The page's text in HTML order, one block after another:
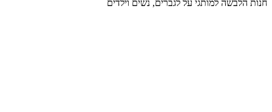
חנות הלבשה למותגי על לגברים, נשים וילדים